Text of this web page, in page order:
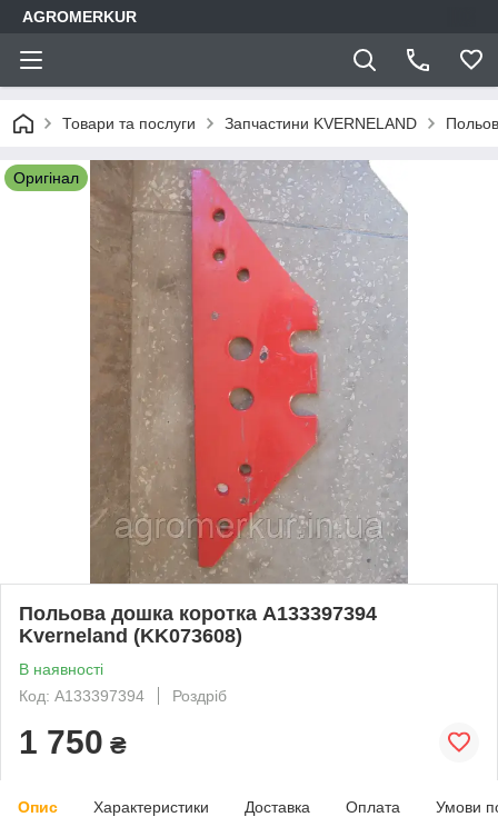
AGROMERKUR
Товари та послуги Запчастини KVERNELAND
Оригінал
Польова дошка коротка A133397394
Kverneland (KK073608)
В наявності
Код: A133397394
Роздріб
1 750 ₴
Опис Характеристики Доставка Оплата Умови